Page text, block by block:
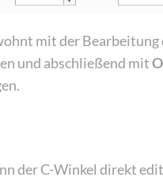
mit der Bearbeitung
und abschließend mit
der C-Winkel direkt